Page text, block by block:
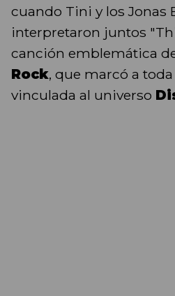
cuando Tini y los Jonas
interpretaron juntos
canción emblemática
Rock, que marcó a
vinculada al universo